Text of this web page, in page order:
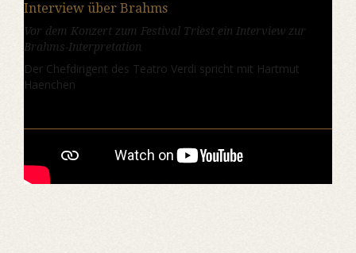
Interview über Brahms
Vor dem Konzert zum Festival Triest ein Interview zur
Brahms-Interpretation
Der Chefdirigent des Teatro Verdi spricht mit Hartmut
Haenchen